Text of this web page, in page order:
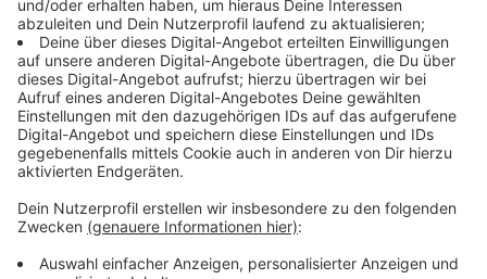
Besucherinnen und Besucher konnten am Wochenende
in die Welt der Fahrräder und E-Bikes eintauchen und
zahlreiche internationale Neuheiten sowie
Weltpremieren erleben. Insgesamt 330 Aussteller
präsentierten ihre Produkte und Innovationen, was die
Messe zu einem Highlight für Fahrradfans machte.
Cyclingworld 2026: Termin steht fest